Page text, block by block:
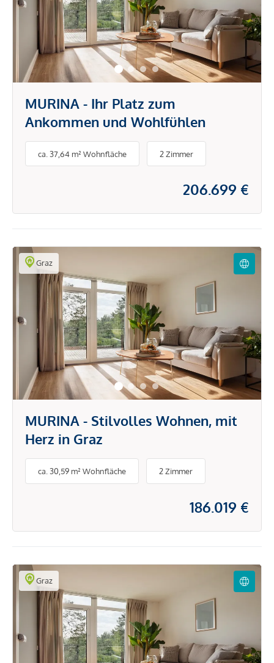
MURINA - Ihr Platz zum
Ankommen und Wohlfühlen
ca. 37,64 m² Wohnfläche 2 Zimmer
206.699 €
Graz
MURINA - Stilvolles Wohnen, mit
Herz in Graz
ca. 30,59 m² Wohnfläche 2 Zimmer
186.019 €
Graz